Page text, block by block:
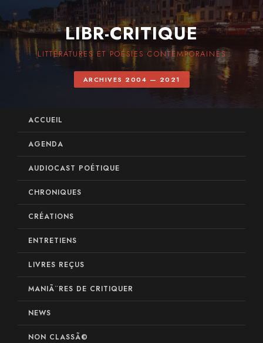
LIBR-CRITIQUE
LITTÉRATURES ET POÉSIES CONTEMPORAINES
ARCHIVES 2004 — 2021
ACCUEIL
AGENDA
AUDIOCAST POÉTIQUE
CHRONIQUES
CRÉATIONS
ENTRETIENS
LIVRES REÇUS
MANIÃ¨RES DE CRITIQUER
NEWS
NON CLASSÃ©